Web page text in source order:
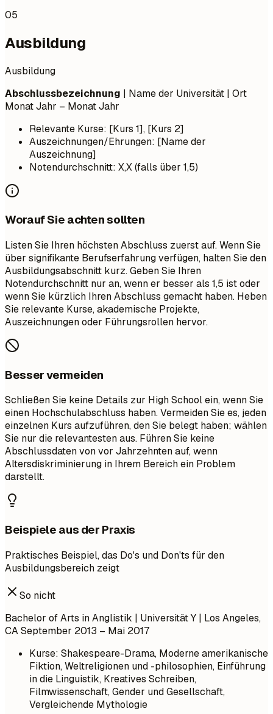
05
Ausbildung
Ausbildung
Abschlussbezeichnung | Name der Universität | Ort
Monat Jahr – Monat Jahr
Relevante Kurse: [Kurs 1], [Kurs 2]
Auszeichnungen/Ehrungen: [Name der
Auszeichnung]
Notendurchschnitt: X,X (falls über 1,5)
Worauf Sie achten sollten
Listen Sie Ihren höchsten Abschluss zuerst auf. Wenn Sie
über signifikante Berufserfahrung verfügen, halten Sie den
Ausbildungsabschnitt kurz. Geben Sie Ihren
Notendurchschnitt nur an, wenn er besser als 1,5 ist oder
wenn Sie kürzlich Ihren Abschluss gemacht haben. Heben
Sie relevante Kurse, akademische Projekte,
Auszeichnungen oder Führungsrollen hervor.
Besser vermeiden
Schließen Sie keine Details zur High School ein, wenn Sie
einen Hochschulabschluss haben. Vermeiden Sie es, jeden
einzelnen Kurs aufzuführen, den Sie belegt haben; wählen
Sie nur die relevantesten aus. Führen Sie keine
Abschlussdaten von vor Jahrzehnten auf, wenn
Altersdiskriminierung in Ihrem Bereich ein Problem
darstellt.
Beispiele aus der Praxis
Praktisches Beispiel, das Do's und Don'ts für den
Ausbildungsbereich zeigt
So nicht
Bachelor of Arts in Anglistik | Universität Y | Los Angeles,
CASeptember 2013 – Mai 2017
Kurse: Shakespeare-Drama, Moderne amerikanische
Fiktion, Weltreligionen und -philosophien, Einführung
in die Linguistik, Kreatives Schreiben,
Filmwissenschaft, Gender und Gesellschaft,
Vergleichende Mythologie